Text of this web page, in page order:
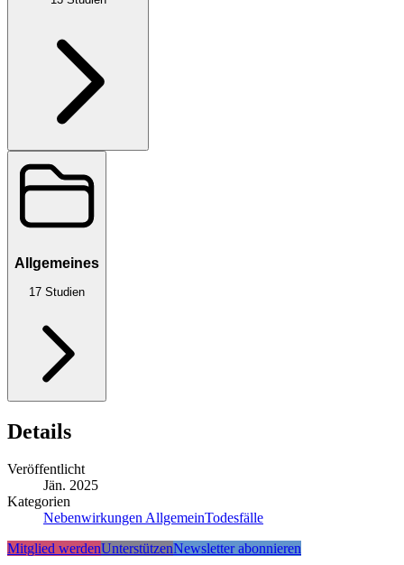
Allgemeines
17 Studien
Details
Veröffentlicht
Jän. 2025
Kategorien
Nebenwirkungen AllgemeinTodesfälle
Mitglied werdenUnterstützenNewsletter abonnieren